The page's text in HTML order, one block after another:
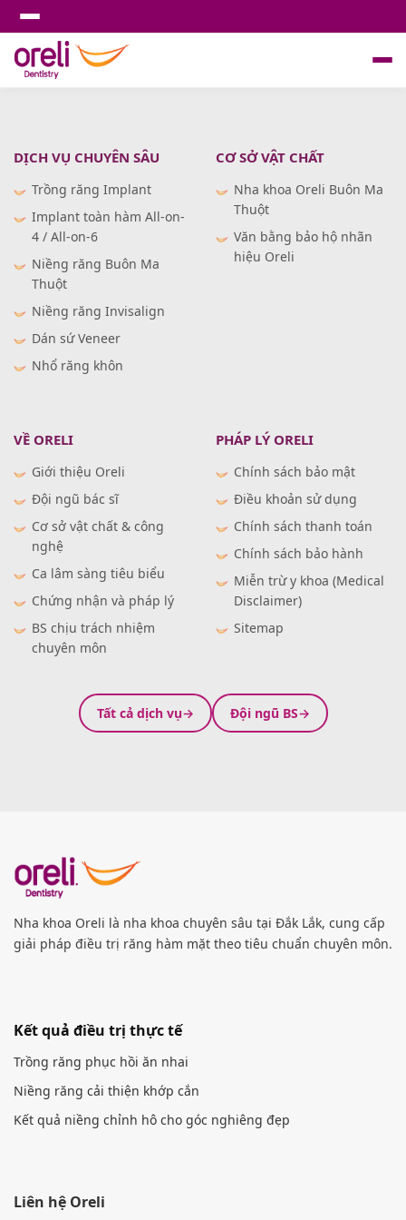
DỊCH VỤ CHUYÊN SÂU
Trồng răng Implant
Implant toàn hàm All-on-
4 / All-on-6
Niềng răng Buôn Ma
Thuột
Niềng răng Invisalign
Dán sứ Veneer
Nhổ răng khôn
CƠ SỞ VẬT CHẤT
Nha khoa Oreli Buôn Ma
Thuột
Văn bằng bảo hộ nhãn
hiệu Oreli
VỀ ORELI
Giới thiệu Oreli
Đội ngũ bác sĩ
Cơ sở vật chất & công
nghệ
Ca lâm sàng tiêu biểu
Chứng nhận và pháp lý
BS chịu trách nhiệm
chuyên môn
PHÁP LÝ ORELI
Chính sách bảo mật
Điều khoản sử dụng
Chính sách thanh toán
Chính sách bảo hành
Miễn trừ y khoa (Medical
Disclaimer)
Sitemap
Tất cả dịch vụ Đội ngũ BS
Nha khoa Oreli là nha khoa chuyên sâu tại Đắk Lắk, cung cấp
giải pháp điều trị răng hàm mặt theo tiêu chuẩn chuyên môn.
Kết quả điều trị thực tế
Trồng răng phục hồi ăn nhai
Niềng răng cải thiện khớp cắn
Kết quả niềng chỉnh hô cho góc nghiêng đẹp
Liên hệ Oreli